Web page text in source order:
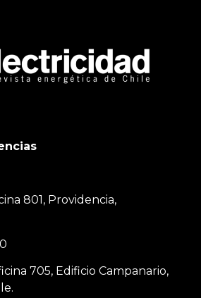
801, Providencia,
705, Edificio Campanario,